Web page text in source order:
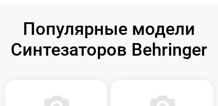
Популярные модели
Синтезаторов Behringer